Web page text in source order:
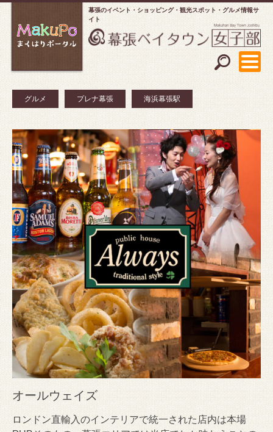
幕張のイベント・ショッピング
観光スポット・グルメ情報サ
イト
グルメ プレナ幕張 海浜幕張駅
オールウェイズ
ロンドン直輸入のインテリアで統一された店内は本場